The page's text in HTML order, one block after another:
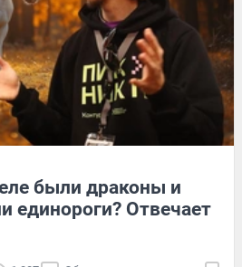
были драконы и
единороги? Отвечает